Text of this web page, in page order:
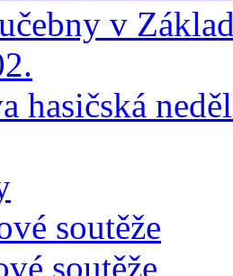
v
hasičská
soutěže
soutěže